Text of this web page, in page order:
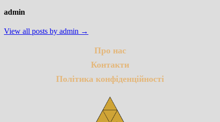
admin
View all posts by admin →
Про нас
Контакти
Політика конфіденційності